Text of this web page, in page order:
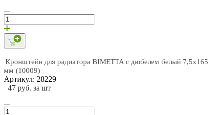
Кронштейн для радиатора BIMETTA с дюбелем белый 7,5х165
мм (10009)
Артикул: 28229
47 руб. за шт